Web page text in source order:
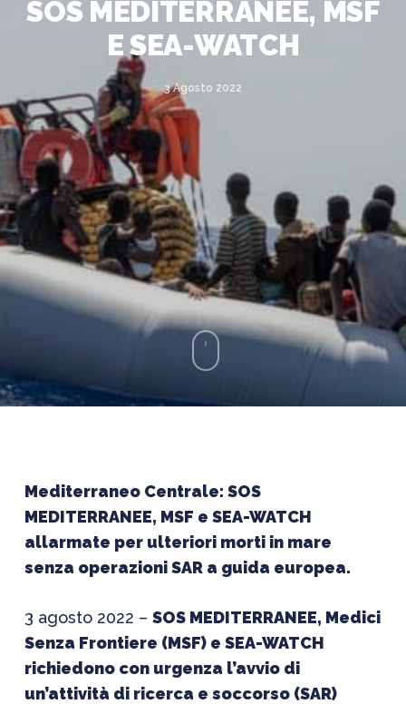
SOS MEDITERRANEE, MSF
E SEA-WATCH
3 Agosto 2022
Mediterraneo Centrale: SOS
MEDITERRANEE, MSF e SEA-WATCH
allarmate per ulteriori morti in mare
senza operazioni SAR a guida europea.
3 agosto 2022 – SOS MEDITERRANEE, Medici
Senza Frontiere (MSF) e SEA-WATCH
richiedono con urgenza l’avvio di
un’attività di ricerca e soccorso (SAR)